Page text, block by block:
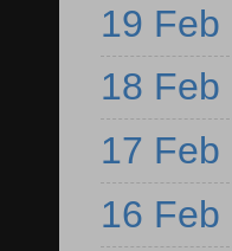
19 Feb
18 Feb
17 Feb
16 Feb